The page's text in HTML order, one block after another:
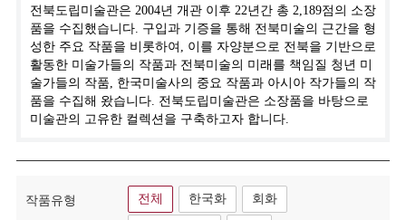
전북도립미술관은 2004년 개관 이후 22년간 총 2,189점의 소장
품을 수집했습니다. 구입과 기증을 통해 전북미술의 근간을 형
성한 주요 작품을 비롯하여, 이를 자양분으로 전북을 기반으로
활동한 미술가들의 작품과 전북미술의 미래를 책임질 청년 미
술가들의 작품, 한국미술사의 중요 작품과 아시아 작가들의 작
품을 수집해 왔습니다. 전북도립미술관은 소장품을 바탕으로
미술관의 고유한 컬렉션을 구축하고자 합니다.
작품유형 전체 한국화 회화